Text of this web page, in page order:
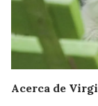
Acerca de